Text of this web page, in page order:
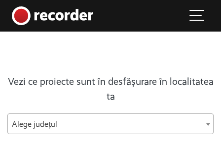
Main Navigation
Vezi ce proiecte sunt în desfășurare în localitatea
ta
Alege județul